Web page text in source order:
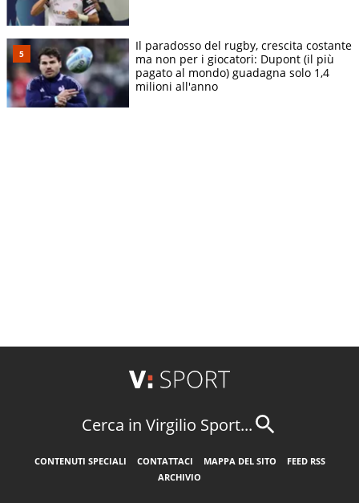
Il paradosso del rugby, crescita costante
ma non per i giocatori: Dupont (il più
pagato al mondo) guadagna solo 1,4
milioni all'anno
Cerca in Virgilio Sport...
CONTENUTI SPECIALI CONTATTACI MAPPA DEL SITO
FEED RSS
ARCHIVIO